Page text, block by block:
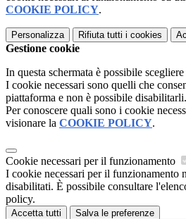
COOKIE POLICY.
Personalizza Rifiuta tutti i cookies
Gestione cookie
In questa schermata è possibile
I cookie necessari sono quelli che
piattaforma e non è possibile disabilitarli.
Per conoscere quali sono i cookie
visionare la COOKIE POLICY.
Cookie necessari per il funzionamento
I cookie necessari per il funzionamento
disabilitati. È possibile consultare
policy.
Accetta tutti Salva le preferenze